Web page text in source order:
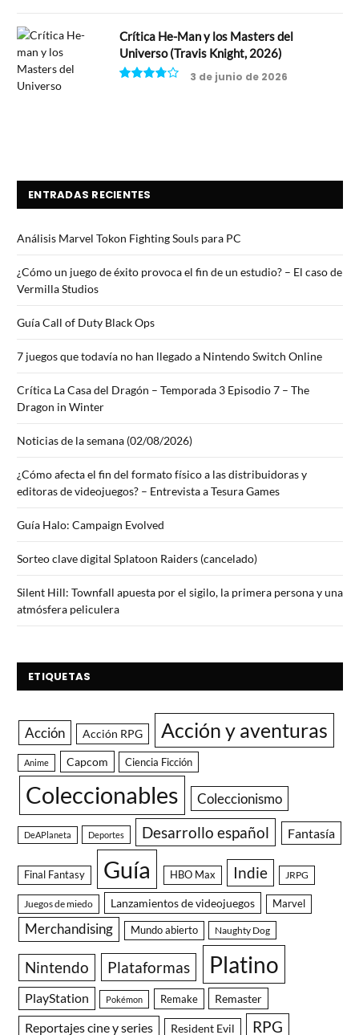
Crítica He-Man y los Masters del
Universo (Travis Knight, 2026)
3 de junio de 2026
ENTRADAS RECIENTES
Análisis Marvel Tokon Fighting Souls para PC
¿Cómo un juego de éxito provoca el fin de un estudio? – El caso de
Vermilla Studios
Guía Call of Duty Black Ops
7 juegos que todavía no han llegado a Nintendo Switch Online
Crítica La Casa del Dragón – Temporada 3 Episodio 7 – The
Dragon in Winter
Noticias de la semana (02/08/2026)
¿Cómo afecta el fin del formato físico a las distribuidoras y
editoras de videojuegos? – Entrevista a Tesura Games
Guía Halo: Campaign Evolved
Sorteo clave digital Splatoon Raiders (cancelado)
Silent Hill: Townfall apuesta por el sigilo, la primera persona y una
atmósfera peliculera
ETIQUETAS
Acción Acción RPG Acción y aventuras
Anime Capcom Ciencia Ficción
Coleccionables Coleccionismo
DeAPlaneta Deportes Desarrollo español Fantasía
Final Fantasy Guía HBO Max Indie JRPG
Juegos de miedo Lanzamientos de videojuegos Marvel
Merchandising Mundo abierto Naughty Dog
Nintendo Plataformas Platino
PlayStation Pokémon Remake Remaster
Reportajes cine y series Resident Evil RPG